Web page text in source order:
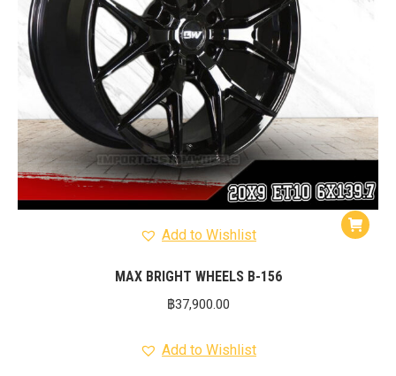
Add to Wishlist
MAX BRIGHT WHEELS B-156
฿37,900.00
Add to Wishlist